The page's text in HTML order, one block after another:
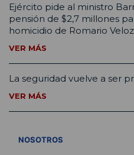
Ejército pide al ministro
pensión de $2,7 millones
homicidio de Romario Veloz
VER MÁS
La seguridad vuelve a ser
VER MÁS
NOSOTROS